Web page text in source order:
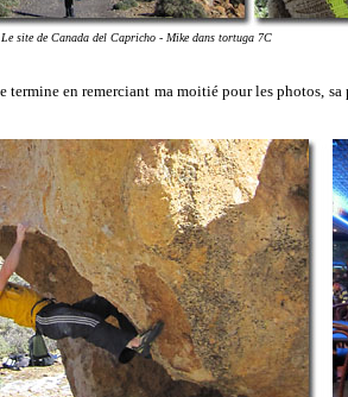
Le site de Canada del Capricho - Mike dans tortuga 7C
en remerciant ma moitié pour les photos,